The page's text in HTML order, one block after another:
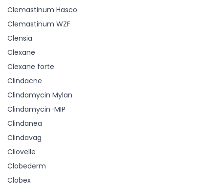
Clemastinum Hasco
Clemastinum WZF
Clensia
Clexane
Clexane forte
Clindacne
Clindamycin Mylan
Clindamycin-MIP
Clindanea
Clindavag
Cliovelle
Clobederm
Clobex